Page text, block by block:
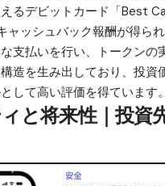
るデビットカード「Best
ッシュバック報酬が得られ
支払いを行い、トークンの
造を生み出しており、投資
して高い評価を得ています。
と将来性｜投資